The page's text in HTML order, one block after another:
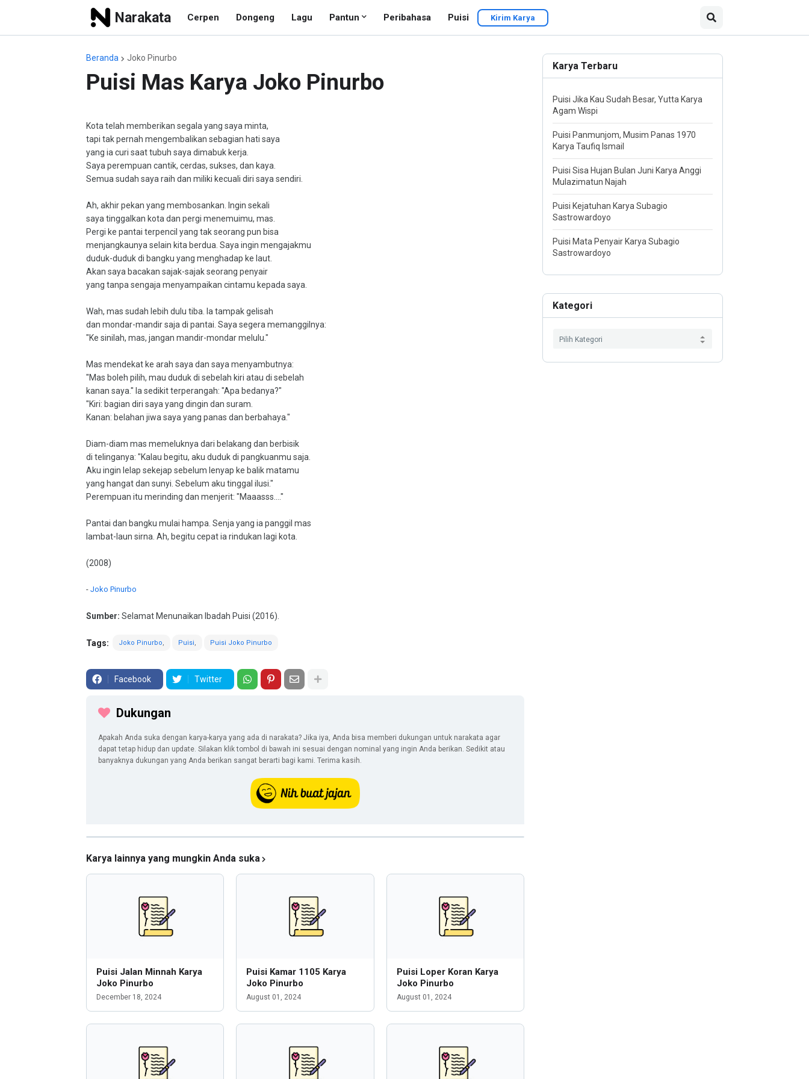
Narakata Cerpen Dongeng Lagu Pantun Peribahasa Puisi Kirim Karya
Beranda Joko Pinurbo
Puisi Mas Karya Joko Pinurbo
Kota telah memberikan segala yang saya minta,
tapi tak pernah mengembalikan sebagian hati saya
yang ia curi saat tubuh saya dimabuk kerja.
Saya perempuan cantik, cerdas, sukses, dan kaya.
Semua sudah saya raih dan miliki kecuali diri saya sendiri.
Ah, akhir pekan yang membosankan. Ingin sekali
saya tinggalkan kota dan pergi menemuimu, mas.
Pergi ke pantai terpencil yang tak seorang pun bisa
menjangkaunya selain kita berdua. Saya ingin mengajakmu
duduk-duduk di bangku yang menghadap ke laut.
Akan saya bacakan sajak-sajak seorang penyair
yang tanpa sengaja menyampaikan cintamu kepada saya.
Wah, mas sudah lebih dulu tiba. Ia tampak gelisah
dan mondar-mandir saja di pantai. Saya segera memanggilnya:
"Ke sinilah, mas, jangan mandir-mondar melulu."
Mas mendekat ke arah saya dan saya menyambutnya:
"Mas boleh pilih, mau duduk di sebelah kiri atau di sebelah
kanan saya." Ia sedikit terperangah: "Apa bedanya?"
"Kiri: bagian diri saya yang dingin dan suram.
Kanan: belahan jiwa saya yang panas dan berbahaya."
Diam-diam mas memeluknya dari belakang dan berbisik
di telinganya: "Kalau begitu, aku duduk di pangkuanmu saja.
Aku ingin lelap sekejap sebelum lenyap ke balik matamu
yang hangat dan sunyi. Sebelum aku tinggal ilusi."
Perempuan itu merinding dan menjerit: "Maaasss...."
Pantai dan bangku mulai hampa. Senja yang ia panggil mas
lambat-laun sirna. Ah, begitu cepat ia rindukan lagi kota.
(2008)
- Joko Pinurbo
Sumber: Selamat Menunaikan Ibadah Puisi (2016).
Tags: Joko Pinurbo Puisi Puisi Joko Pinurbo
Facebook Twitter
Dukungan
Apakah Anda suka dengan karya-karya yang ada di narakata? Jika iya, Anda bisa memberi dukungan untuk narakata agar
dapat tetap hidup dan update. Silakan klik tombol di bawah ini sesuai dengan nominal yang ingin Anda berikan. Sedikit atau
banyaknya dukungan yang Anda berikan sangat berarti bagi kami. Terima kasih.
Karya lainnya yang mungkin Anda suka
Puisi Jalan Minnah Karya
Joko Pinurbo
December 18, 2024
Puisi Kamar 1105 Karya
Joko Pinurbo
August 01, 2024
Puisi Loper Koran Karya
Joko Pinurbo
August 01, 2024
Karya Terbaru
Puisi Jika Kau Sudah Besar, Yutta Karya
Agam Wispi
Puisi Panmunjom, Musim Panas 1970
Karya Taufiq Ismail
Puisi Sisa Hujan Bulan Juni Karya Anggi
Mulazimatun Najah
Puisi Kejatuhan Karya Subagio
Sastrowardoyo
Puisi Mata Penyair Karya Subagio
Sastrowardoyo
Kategori